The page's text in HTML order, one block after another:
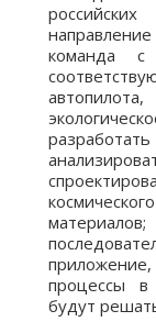
команда
процессы
будут